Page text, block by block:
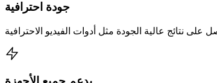
جودة احترافية